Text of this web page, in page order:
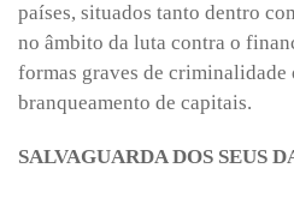
países, situados tanto dentro
no âmbito da luta contra o
formas graves de criminalidade
branqueamento de capitais.
SALVAGUARDA DOS SEUS